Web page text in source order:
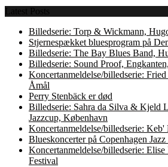
Latest Posts
Billedserie: Torp & Wickmann,
Stjernespækket bluesprogram på
Billedserie: The Bay Blues Band,
Billedserie: Sound Proof,
Koncertanmeldelse/billedserie:
Åmål
Perry Stenbäck er død
Billedserie: Sahra da Silva & Kjeld
Jazzcup, København
Koncertanmeldelse/billedserie:
Blueskoncerter på Copenhagen
Koncertanmeldelse/billedserie:
Festival